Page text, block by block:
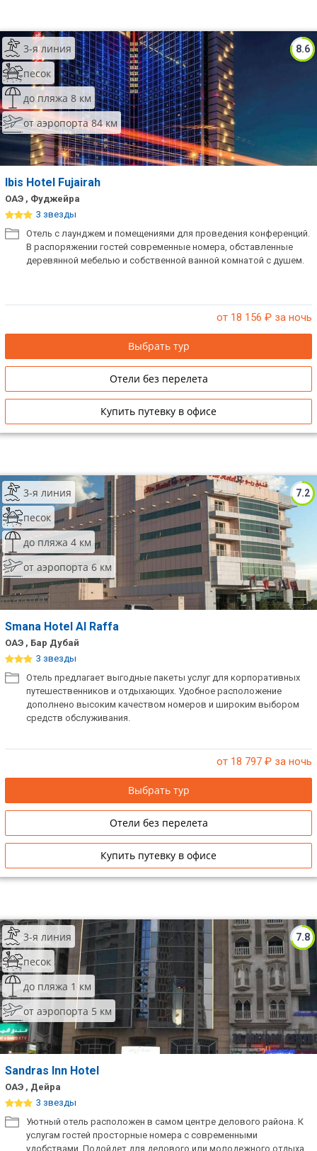
8.6
3-я линия
песок
до пляжа 8 км
от аэропорта 84 км
Ibis Hotel Fujairah
ОАЭ , Фуджейра
3 звезды
Отель с лаунджем и помещениями для проведения конференций.
В распоряжении гостей современные номера, обставленные
деревянной мебелью и собственной ванной комнатой с душем.
от 18 156 ₽ за ночь
Выбрать тур
Отели без перелета
Купить путевку в офисе
7.2
3-я линия
песок
до пляжа 4 км
от аэропорта 6 км
Smana Hotel Al Raffa
ОАЭ , Бар Дубай
3 звезды
Отель предлагает выгодные пакеты услуг для корпоративных
путешественников и отдыхающих. Удобное расположение
дополнено высоким качеством номеров и широким выбором
средств обслуживания.
от 18 797 ₽ за ночь
Выбрать тур
Отели без перелета
Купить путевку в офисе
7.8
3-я линия
песок
до пляжа 1 км
от аэропорта 5 км
Sandras Inn Hotel
ОАЭ , Дейра
3 звезды
Уютный отель расположен в самом центре делового района. К
услугам гостей просторные номера с современными
удобствами. Подойдет для делового или молодежного отдыха.